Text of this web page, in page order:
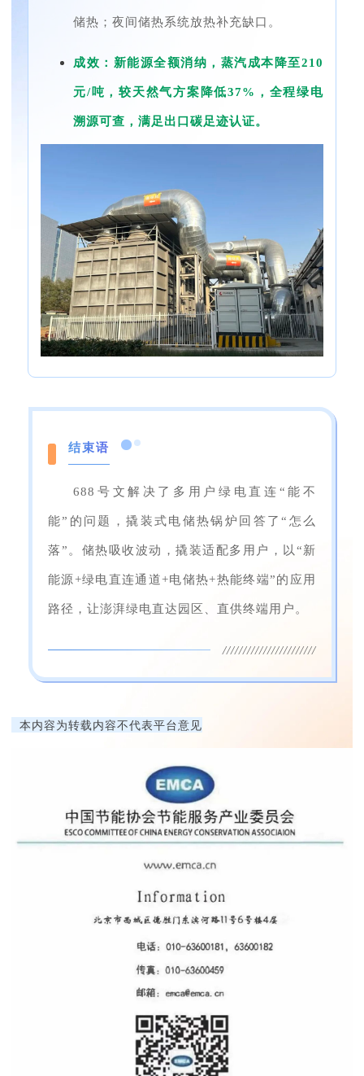
储热；夜间储热系统放热补充缺口。
成效：新能源全额消纳，蒸汽成本降至210
元/吨，较天然气方案降低37%，全程绿电
溯源可查，满足出口碳足迹认证。
结束语
688号文解决了多用户绿电直连“能不
能”的问题，撬装式电储热锅炉回答了“怎么
落”。储热吸收波动，撬装适配多用户，以“新
能源+绿电直连通道+电储热+热能终端”的应用
路径， 让澎湃绿电直达园区、直供终端用户。
///////////////////////
本内容为转载内容不代表平台意见